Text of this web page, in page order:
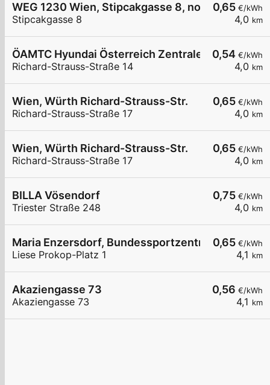
0,65 €/kWh
4,0 km
WEG 1230 Wien, Stipcakgasse 8, non-public
Stipcakgasse 8
0,54 €/kWh
4,0 km
ÖAMTC Hyundai Österreich Zentrale - DC
Richard-Strauss-Straße 14
0,65 €/kWh
4,0 km
Wien, Würth Richard-Strauss-Str.
Richard-Strauss-Straße 17
0,65 €/kWh
4,0 km
Wien, Würth Richard-Strauss-Str.
Richard-Strauss-Straße 17
0,75 €/kWh
4,0 km
BILLA Vösendorf
Triester Straße 248
0,65 €/kWh
4,1 km
Maria Enzersdorf, Bundessportzentrum Südstadt
Liese Prokop-Platz 1
0,56 €/kWh
4,1 km
Akaziengasse 73
Akaziengasse 73